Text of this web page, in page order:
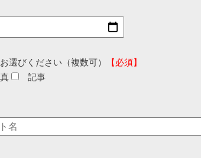
選びください（複数可）
【必須】
記事